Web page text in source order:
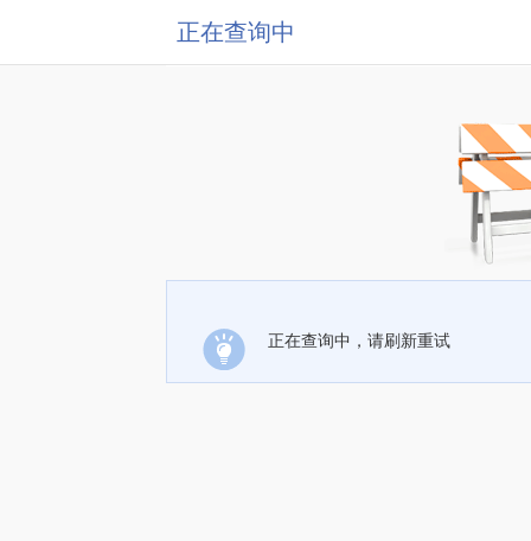
正在查询中
正在查询中，请刷新重试